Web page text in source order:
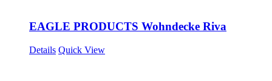
EAGLE PRODUCTS Wohndecke Riva
Details Quick View